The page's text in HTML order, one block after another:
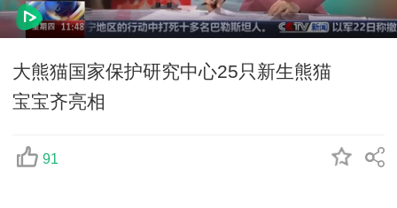
大熊猫国家保护研究中心25只新生熊猫
宝宝齐亮相
91